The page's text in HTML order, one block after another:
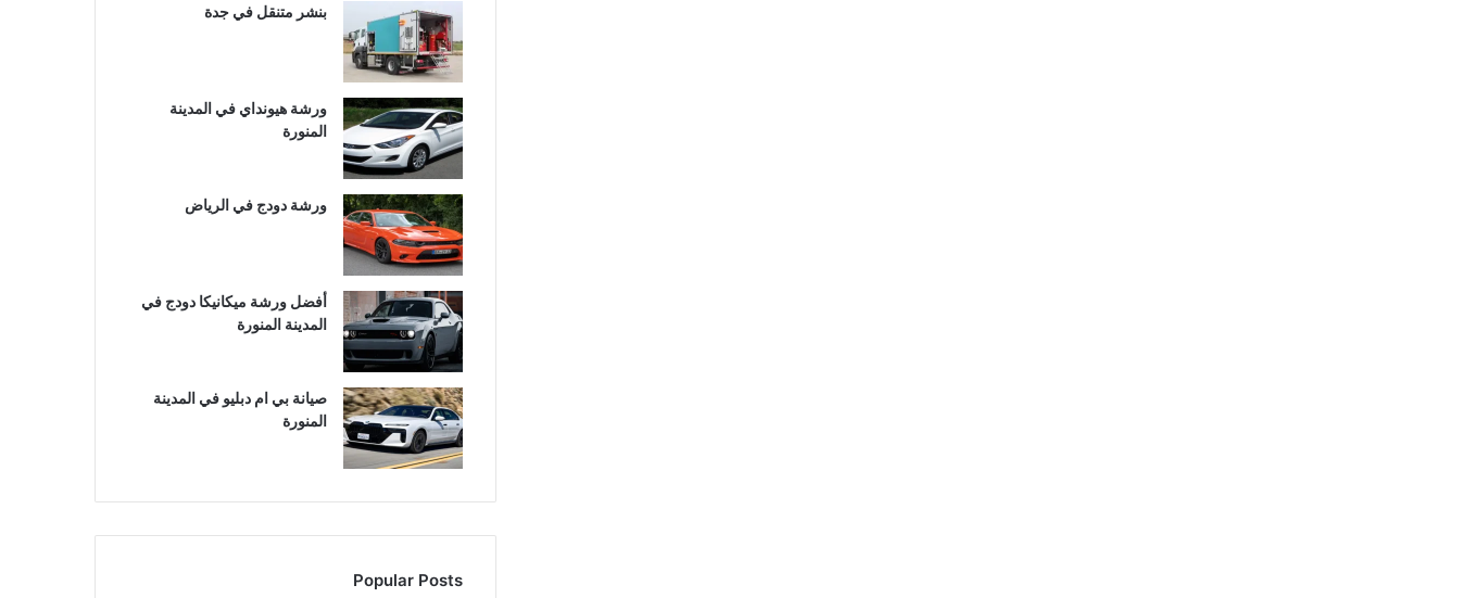
بنشر متنقل في جدة
ورشة هيونداي في المدينة
المنورة
ورشة دودج في الرياض
أفضل ورشة ميكانيكا دودج في
المدينة المنورة
صيانة بي ام دبليو في المدينة
المنورة
Popular Posts